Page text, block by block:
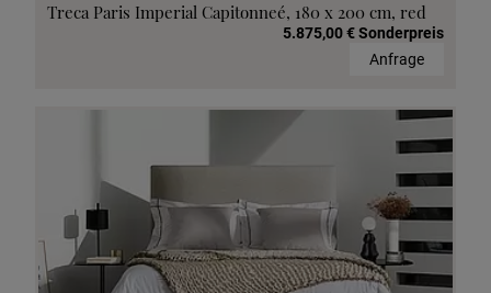
Treca Paris Imperial Capitonneé, 180 x 200 cm, red
5.875,00 € Sonderpreis
Anfrage